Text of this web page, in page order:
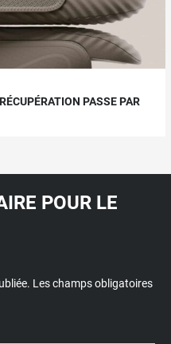
PASSE PAR
POUR LE
Les champs obligatoires